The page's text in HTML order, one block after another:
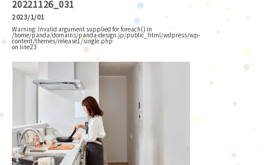
20221126_031
2023/1/01
Warning: Invalid argument supplied for foreach() in
/home/panda/domains/panda-design.jp/public_html/wdpress/wp-
content/themes/release1/single.php
on line23